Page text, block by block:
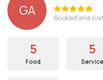
GA Booked and
5
Food
5
Service